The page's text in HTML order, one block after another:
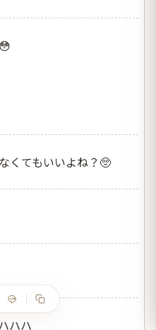
くてもいいよね？🥺
ハハ